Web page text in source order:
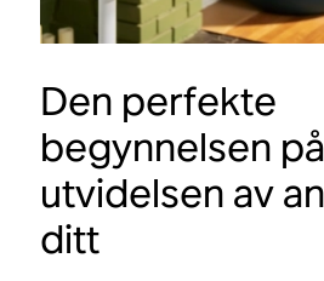
Den perfekte
begynnelsen
utvidelsen av
ditt